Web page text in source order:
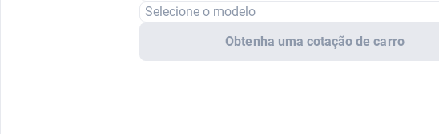
Selecione o modelo
Obtenha uma cotação de carro